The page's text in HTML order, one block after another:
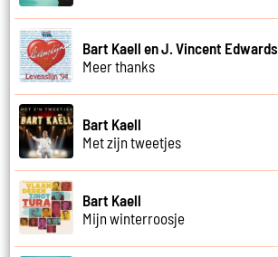
Bart Kaell en J. Vincent Edwards
Meer thanks
Bart Kaell
Met zijn tweetjes
Bart Kaell
Mijn winterroosje